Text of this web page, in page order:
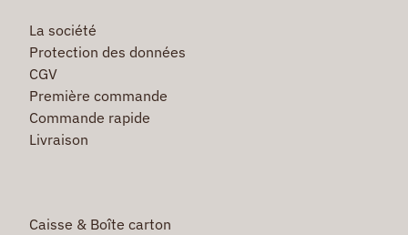
La société
Protection des données
CGV
Première commande
Commande rapide
Livraison
Caisse & Boîte carton